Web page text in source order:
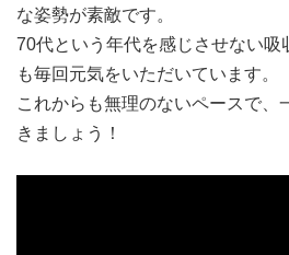
な姿勢が素敵です。
70代という年代を感じさせない吸
も毎回元気をいただいています。
これからも無理のないペースで、
きましょう！